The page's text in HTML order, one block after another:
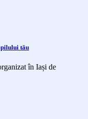
tău
în Iași de